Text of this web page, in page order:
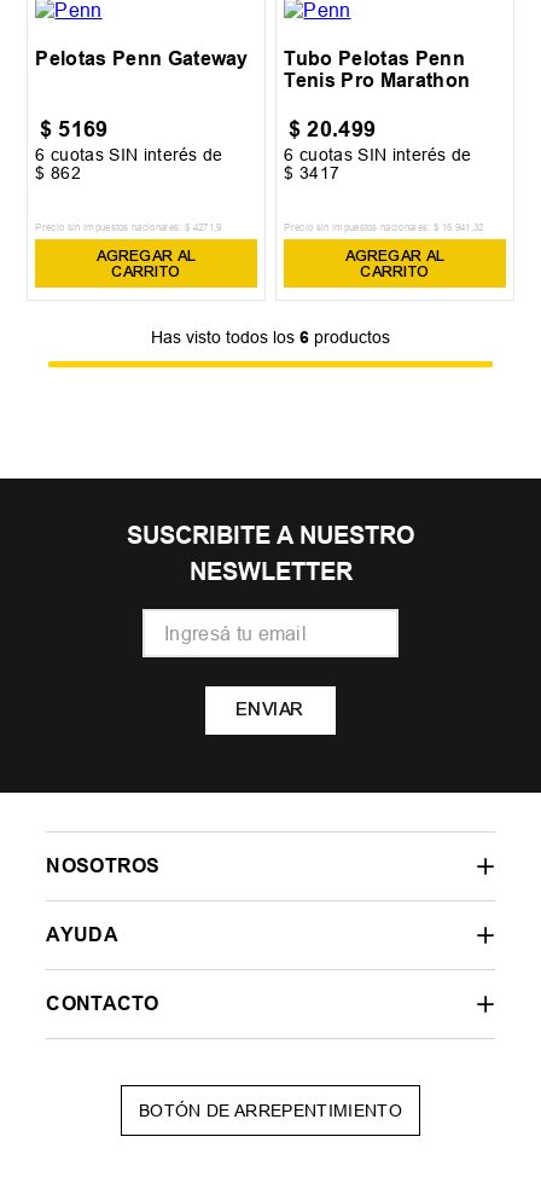
Pelotas Penn Gateway
$ 5169
6 cuotas SIN interés de
$ 862
Precio sin impuestos nacionales: $ 4271 ,9
AGREGAR AL
CARRITO
Tubo Pelotas Penn
Tenis Pro Marathon
$ 20.499
6 cuotas SIN interés de
$ 3417
Precio sin impuestos nacionales: $ 16.941 ,32
AGREGAR AL
CARRITO
Has visto todos los 6 productos
SUSCRIBITE A NUESTRO
NESWLETTER
ENVIAR
NOSOTROS
AYUDA
CONTACTO
BOTÓN DE ARREPENTIMIENTO